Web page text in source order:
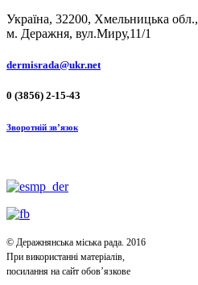
Україна, 32200, Хмельницька обл.,
м. Деражня, вул.Миру,11/1
dermisrada@ukr.net
0 (3856) 2-15-43
Зворотній зв’язок
© Деражнянська міська рада. 2016
При використанні матеріалів,
посилання на сайт обов’язкове